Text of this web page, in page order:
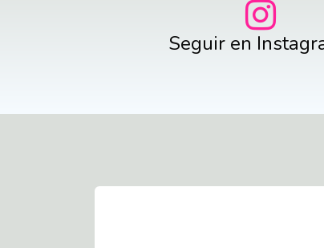
Seguir en